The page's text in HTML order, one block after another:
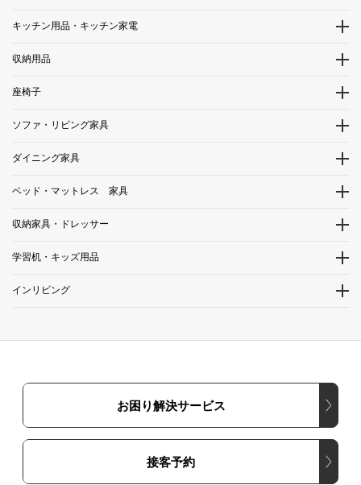
キッチン用品・キッチン家電
収納用品
座椅子
ソファ・リビング家具
ダイニング家具
ベッド・マットレス 家具
収納家具・ドレッサー
学習机・キッズ用品
インリビング
お困り解決サービス
接客予約